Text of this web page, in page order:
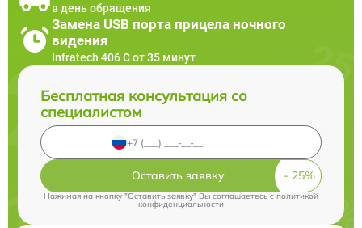
в день обращения
Замена USB порта прицела ночного
видения
Infratech 406 С от 35 минут
Бесплатная консультация со
специалистом
Оставить заявку
Нажимая на кнопку "Оставить заявку" Вы соглашаетесь cполитикой
конфиденциальности